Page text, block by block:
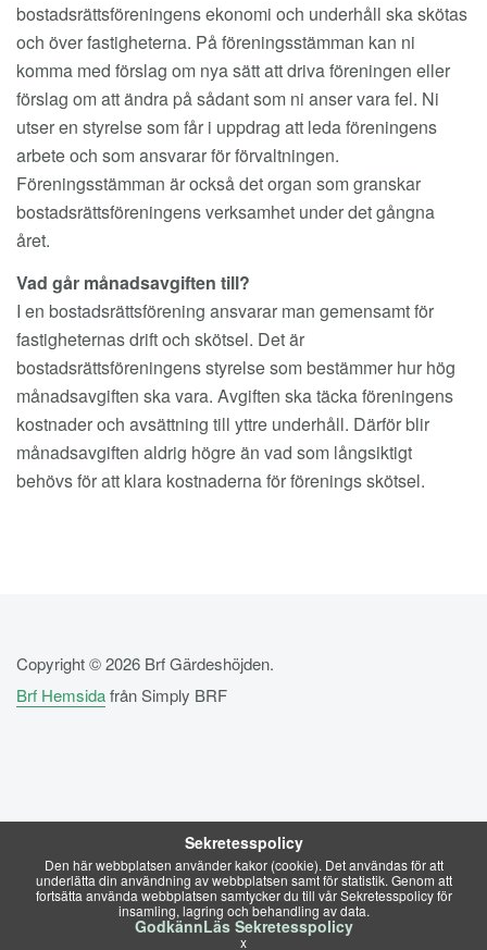
bostadsrättsföreningens ekonomi och underhåll ska skötas
och över fastigheterna. På föreningsstämman kan ni
komma med förslag om nya sätt att driva föreningen eller
förslag om att ändra på sådant som ni anser vara fel. Ni
utser en styrelse som får i uppdrag att leda föreningens
arbete och som ansvarar för förvaltningen.
Föreningsstämman är också det organ som granskar
bostadsrättsföreningens verksamhet under det gångna
året.
Vad går månadsavgiften till?
I en bostadsrättsförening ansvarar man gemensamt för
fastigheternas drift och skötsel. Det är
bostadsrättsföreningens styrelse som bestämmer hur hög
månadsavgiften ska vara. Avgiften ska täcka föreningens
kostnader och avsättning till yttre underhåll. Därför blir
månadsavgiften aldrig högre än vad som långsiktigt
behövs för att klara kostnaderna för förenings skötsel.
Copyright © 2026 Brf Gärdeshöjden.
Brf Hemsidafrån Simply BRF
Sekretesspolicy
Den här webbplatsen använder kakor (cookie). Det användas för att
underlätta din användning av webbplatsen samt för statistik. Genom att
fortsätta använda webbplatsen samtycker du till vår Sekretesspolicy för
insamling, lagring och behandling av data.
GodkännLäs Sekretesspolicy
x